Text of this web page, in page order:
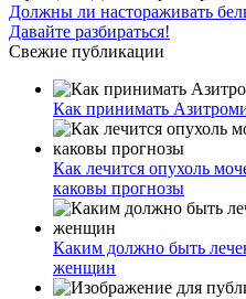
Должны ли настораживать
Давайте разбираться!
Свежие публикации
Как принимать
Как лечится опухоль
каковы прогнозы
Каким должно быть
женщин